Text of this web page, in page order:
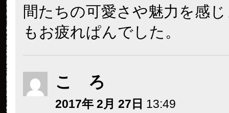
間たちの可愛さや魅力を感
もお疲れぱんでした。
こ ろ
2017年 2月 27日 13:49